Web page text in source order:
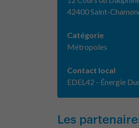
42400 Saint-
Catégorie
Métropoles
Contact local
EDEL42 - Énergie
Les